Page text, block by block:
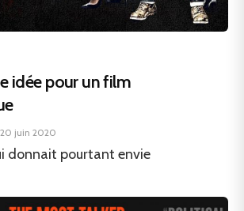
idée pour un film
20 juin 2020
donnait pourtant envie